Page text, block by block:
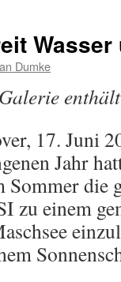
Zuversicht
–
stark
guten
Schulstart
Dumke
17. Juni
Jahr
Sommer die
zu einem